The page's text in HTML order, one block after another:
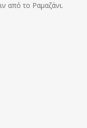
από το Ραμαζάνι.